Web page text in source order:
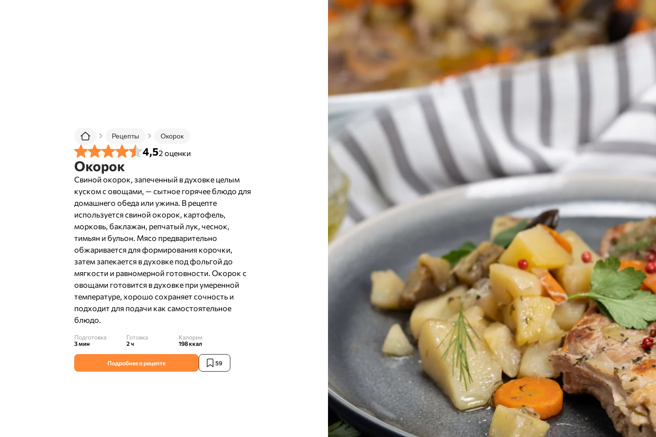
Рецепты Окорок
4,52 оценки
Окорок
Свиной окорок, запеченный в духовке целым
куском с овощами, — сытное горячее блюдо для
домашнего обеда или ужина. В рецепте
используется свиной окорок, картофель,
морковь, баклажан, репчатый лук, чеснок,
тимьян и бульон. Мясо предварительно
обжаривается для формирования корочки,
затем запекается в духовке под фольгой до
мягкости и равномерной готовности. Окорок с
овощами готовится в духовке при умеренной
температуре, хорошо сохраняет сочность и
подходит для подачи как самостоятельное
блюдо.
Подготовка
3 мин
Готовка
2 ч
Калории
198ккал
Подробнее о рецепте 59